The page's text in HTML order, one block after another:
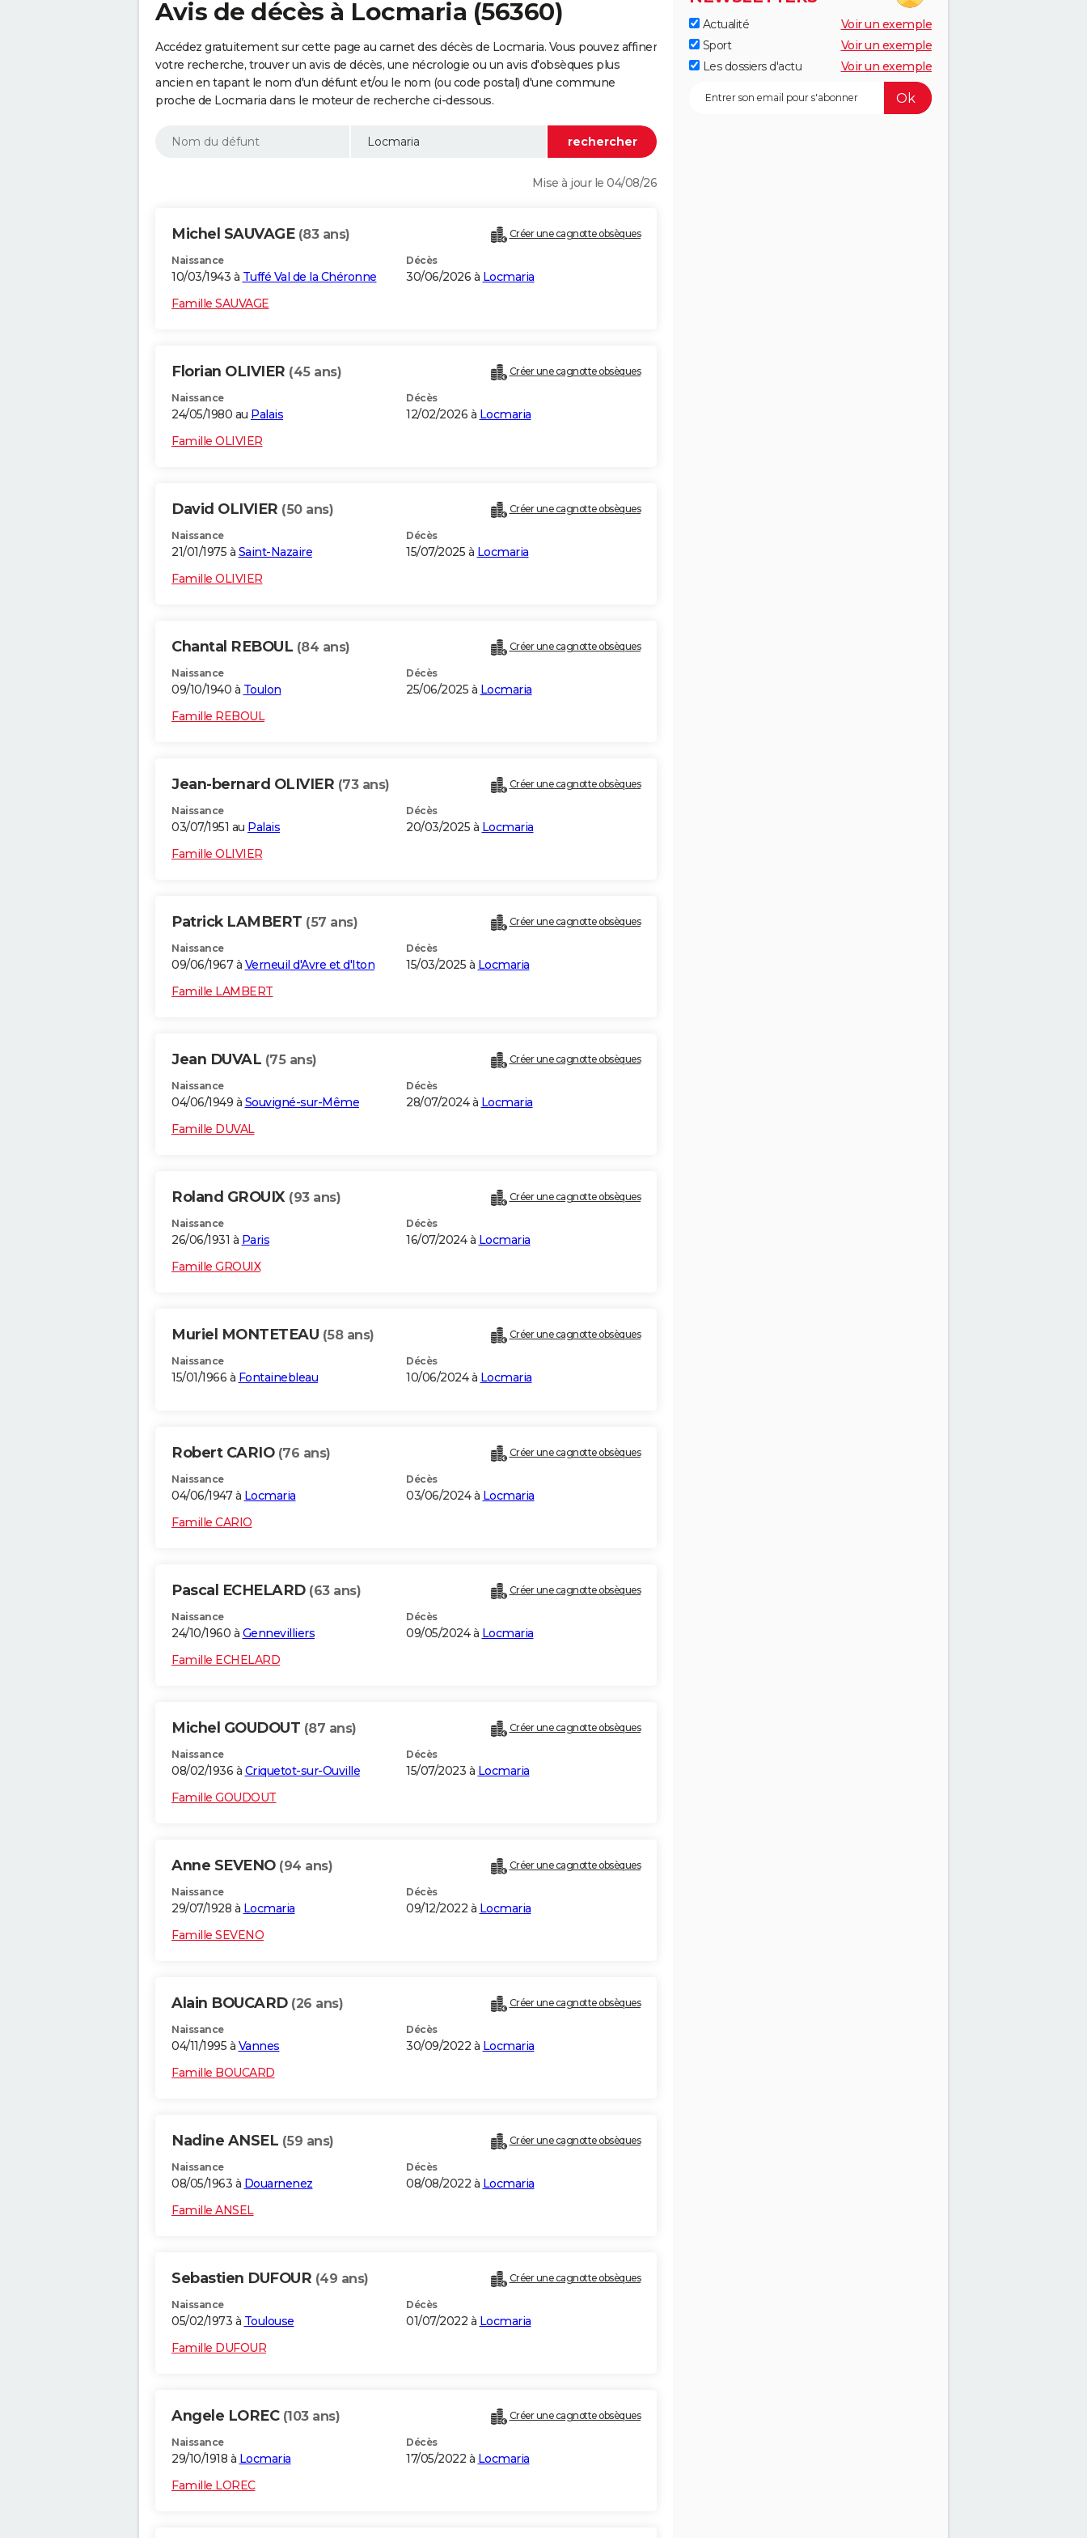
Avis de décès à Locmaria (56360)
Accédez gratuitement sur cette page au carnet des décès de Locmaria. Vous pouvez affiner
votre recherche, trouver un avis de décès, une nécrologie ou un avis d'obsèques plus
ancien en tapant le nom d'un défunt et/ou le nom (ou code postal) d'une commune
proche de Locmaria dans le moteur de recherche ci-dessous.
Mise à jour le 04/08/26
Michel SAUVAGE (83 ans) Créer une cagnotte obsèques
Naissance
10/03/1943 à Tuffé Val de la Chéronne
Décès
30/06/2026 à Locmaria
Famille SAUVAGE
Florian OLIVIER (45 ans) Créer une cagnotte obsèques
Naissance
24/05/1980 au Palais
Décès
12/02/2026 à Locmaria
Famille OLIVIER
David OLIVIER (50 ans) Créer une cagnotte obsèques
Naissance
21/01/1975 à Saint-Nazaire
Décès
15/07/2025 à Locmaria
Famille OLIVIER
Chantal REBOUL (84 ans) Créer une cagnotte obsèques
Naissance
09/10/1940 à Toulon
Décès
25/06/2025 à Locmaria
Famille REBOUL
Jean-bernard OLIVIER (73 ans) Créer une cagnotte obsèques
Naissance
03/07/1951 au Palais
Décès
20/03/2025 à Locmaria
Famille OLIVIER
Patrick LAMBERT (57 ans) Créer une cagnotte obsèques
Naissance
09/06/1967 à Verneuil d'Avre et d'Iton
Décès
15/03/2025 à Locmaria
Famille LAMBERT
Jean DUVAL (75 ans) Créer une cagnotte obsèques
Naissance
04/06/1949 à Souvigné-sur-Même
Décès
28/07/2024 à Locmaria
Famille DUVAL
Roland GROUIX (93 ans) Créer une cagnotte obsèques
Naissance
26/06/1931 à Paris
Décès
16/07/2024 à Locmaria
Famille GROUIX
Muriel MONTETEAU (58 ans) Créer une cagnotte obsèques
Naissance
15/01/1966 à Fontainebleau
Décès
10/06/2024 à Locmaria
Robert CARIO (76 ans) Créer une cagnotte obsèques
Naissance
04/06/1947 à Locmaria
Décès
03/06/2024 à Locmaria
Famille CARIO
Pascal ECHELARD (63 ans) Créer une cagnotte obsèques
Naissance
24/10/1960 à Gennevilliers
Décès
09/05/2024 à Locmaria
Famille ECHELARD
Michel GOUDOUT (87 ans) Créer une cagnotte obsèques
Naissance
08/02/1936 à Criquetot-sur-Ouville
Décès
15/07/2023 à Locmaria
Famille GOUDOUT
Anne SEVENO (94 ans) Créer une cagnotte obsèques
Naissance
29/07/1928 à Locmaria
Décès
09/12/2022 à Locmaria
Famille SEVENO
Alain BOUCARD (26 ans) Créer une cagnotte obsèques
Naissance
04/11/1995 à Vannes
Décès
30/09/2022 à Locmaria
Famille BOUCARD
Nadine ANSEL (59 ans) Créer une cagnotte obsèques
Naissance
08/05/1963 à Douarnenez
Décès
08/08/2022 à Locmaria
Famille ANSEL
Sebastien DUFOUR (49 ans) Créer une cagnotte obsèques
Naissance
05/02/1973 à Toulouse
Décès
01/07/2022 à Locmaria
Famille DUFOUR
Angele LOREC (103 ans) Créer une cagnotte obsèques
Naissance
29/10/1918 à Locmaria
Décès
17/05/2022 à Locmaria
Famille LOREC
Actualité
Voir un exemple
Sport
Voir un exemple
Les dossiers d'actu
Voir un exemple